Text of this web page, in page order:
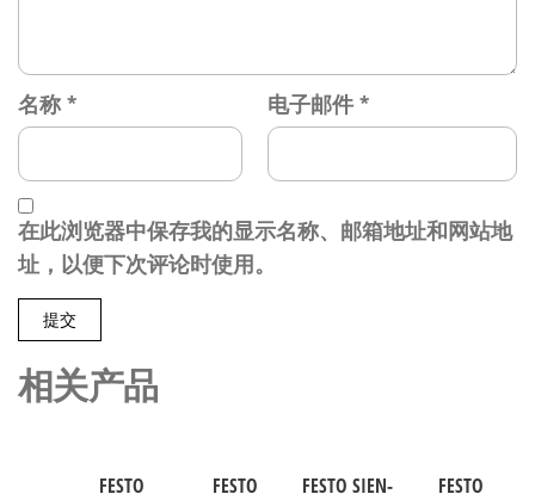
名称 * 电子邮件 *
在此浏览器中保存我的显示名称、邮箱地址和网站地
址，以便下次评论时使用。
相关产品
FESTO
FESTO
FESTO SIEN-
FESTO